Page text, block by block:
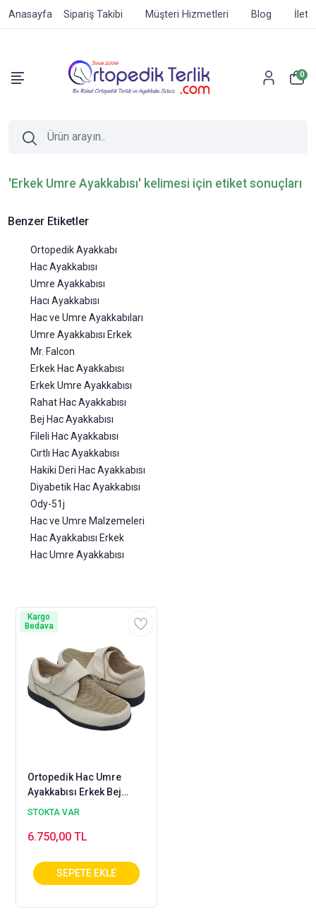
Anasayfa Sipariş Takibi Müşteri Hizmetleri Blog
0
'Erkek Umre Ayakkabısı' kelimesi için etiket sonuçları
Benzer Etiketler
Ortopedik Ayakkabı
Hac Ayakkabısı
Umre Ayakkabısı
Hacı Ayakkabısı
Hac ve Umre Ayakkabıları
Umre Ayakkabısı Erkek
Mr. Falcon
Erkek Hac Ayakkabısı
Erkek Umre Ayakkabısı
Rahat Hac Ayakkabısı
Bej Hac Ayakkabısı
Fileli Hac Ayakkabısı
Cırtlı Hac Ayakkabısı
Hakiki Deri Hac Ayakkabısı
Diyabetik Hac Ayakkabısı
Ody-51j
Hac ve Umre Malzemeleri
Hac Ayakkabısı Erkek
Hac Umre Ayakkabısı
Ortopedik Hac Umre
Ayakkabısı Erkek Bej
ODY-51J
STOKTA VAR
6.750,00 TL
Kargo
Bedava